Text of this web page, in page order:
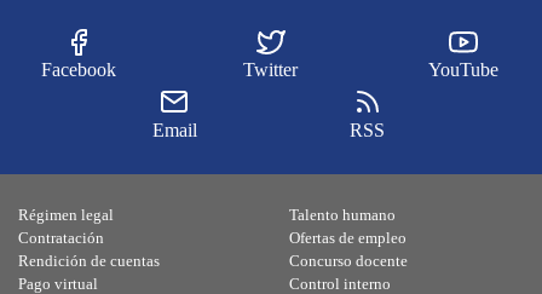
Facebook Twitter YouTube
Email RSS
Régimen legal
Contratación
Rendición de cuentas
Pago virtual
Talento humano
Ofertas de empleo
Concurso docente
Control interno